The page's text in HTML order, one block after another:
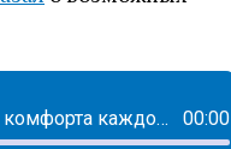
Творец невидимого фронта или кто создает пространства для комфорта каждого сотрудника: история Елены Савченко 00:00